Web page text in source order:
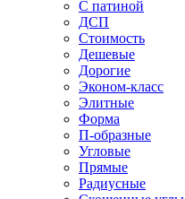
С патиной
ДСП
Стоимость
Дешевые
Дорогие
Эконом-класс
Элитные
Форма
П-образные
Угловые
Прямые
Радиусные